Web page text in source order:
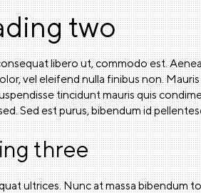
two
libero ut, commodo est.
vel eleifend nulla finibus non.
tincidunt mauris quis
Sed est purus, bibendum id
three
ultrices. Nunc at massa bibendum